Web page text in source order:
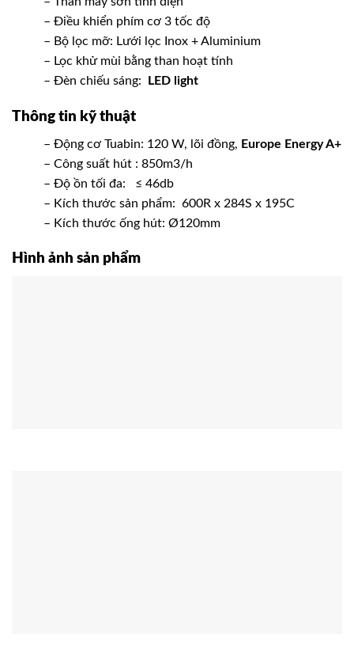
– Điều khiển phím cơ 3 tốc độ
– Bộ lọc mỡ: Lưới lọc Inox + Aluminium
– Lọc khử mùi bằng than hoạt tính
– Đèn chiếu sáng:
LED light
Thông tin kỹ thuật
– Động cơ Tuabin: 120 W, lõi đồng, Europe Energy A+
– Công suất hút : 850m3/h
– Độ ồn tối đa: ≤ 46db
– Kích thước sản phẩm: 600R x 284S x 195C
– Kích thước ống hút: Ø120mm
Hình ảnh sản phẩm